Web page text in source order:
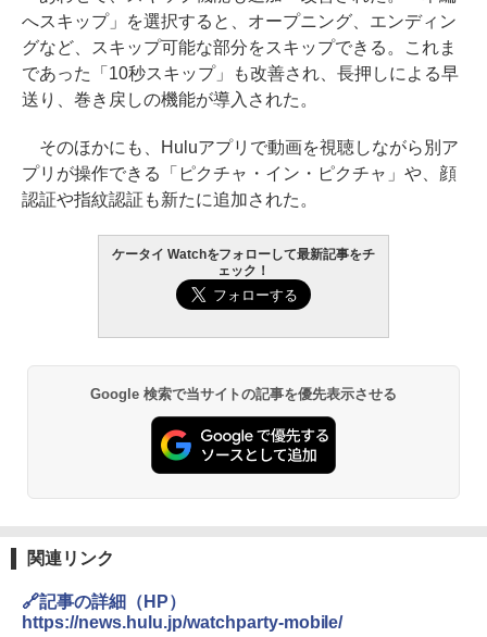
へスキップ」を選択すると、オープニング、エンディン
グなど、スキップ可能な部分をスキップできる。これま
であった「10秒スキップ」も改善され、長押しによる早
送り、巻き戻しの機能が導入された。
そのほかにも、Huluアプリで動画を視聴しながら別ア
プリが操作できる「ピクチャ・イン・ピクチャ」や、顔
認証や指紋認証も新たに追加された。
ケータイ Watchをフォローして最新記事をチ
ェック！
Google 検索で当サイトの記事を優先表示させる
関連リンク
🔗記事の詳細（HP）
https://news.hulu.jp/watchparty-mobile/